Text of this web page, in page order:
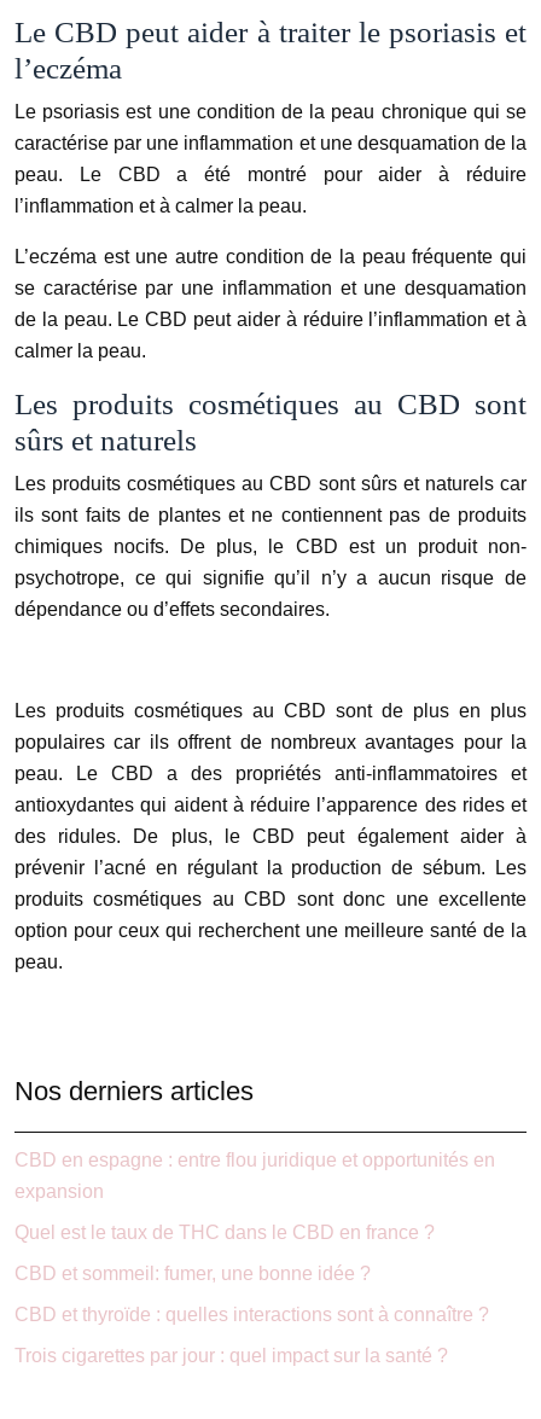
Le CBD peut aider à traiter le psoriasis et
l’eczéma
Le psoriasis est une condition de la peau chronique qui se
caractérise par une inflammation et une desquamation de la
peau. Le CBD a été montré pour aider à réduire
l’inflammation et à calmer la peau.
L’eczéma est une autre condition de la peau fréquente qui
se caractérise par une inflammation et une desquamation
de la peau. Le CBD peut aider à réduire l’inflammation et à
calmer la peau.
Les produits cosmétiques au CBD sont
sûrs et naturels
Les produits cosmétiques au CBD sont sûrs et naturels car
ils sont faits de plantes et ne contiennent pas de produits
chimiques nocifs. De plus, le CBD est un produit non-
psychotrope, ce qui signifie qu’il n’y a aucun risque de
dépendance ou d’effets secondaires.
Les produits cosmétiques au CBD sont de plus en plus
populaires car ils offrent de nombreux avantages pour la
peau. Le CBD a des propriétés anti-inflammatoires et
antioxydantes qui aident à réduire l’apparence des rides et
des ridules. De plus, le CBD peut également aider à
prévenir l’acné en régulant la production de sébum. Les
produits cosmétiques au CBD sont donc une excellente
option pour ceux qui recherchent une meilleure santé de la
peau.
Nos derniers articles
CBD en espagne : entre flou juridique et opportunités en
expansion
Quel est le taux de THC dans le CBD en france ?
CBD et sommeil: fumer, une bonne idée ?
CBD et thyroïde : quelles interactions sont à connaître ?
Trois cigarettes par jour : quel impact sur la santé ?